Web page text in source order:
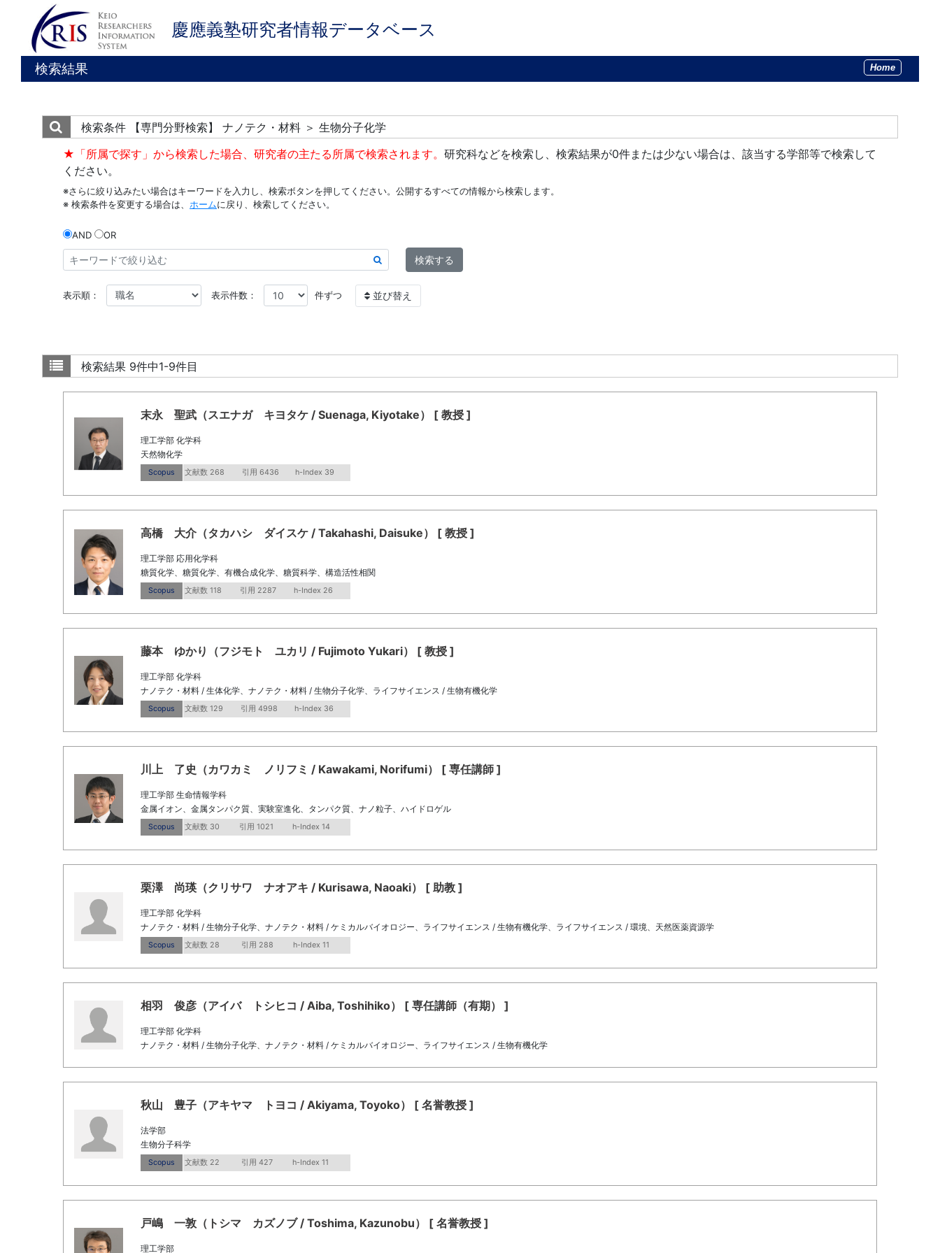
慶應義塾研究者情報データベース
検索結果 Home
検索条件
【専門分野検索】 ナノテク・材料 ＞ 生物分子化学
★「所属で探す」から検索した場合、研究者の主たる所属で検索されます。 研究科などを検索し、検索結果が0件または少ない場合は、該当する学部等で検索して
ください。
※さらに絞り込みたい場合はキーワードを入力し、検索ボタンを押してください。公開するすべての情報から検索します。
※ 検索条件を変更する場合は、 ホームに戻り、検索してください。
AND OR
検索する
表示順： 表示件数： 件ずつ 並び替え
検索結果 9件中1-9件目
末永 聖武（スエナガ キヨタケ / Suenaga, Kiyotake） [ 教授 ]
理工学部 化学科
天然物化学
Scopus 文献数 268 引用 6436 h-Index 39
高橋 大介（タカハシ ダイスケ / Takahashi, Daisuke） [ 教授 ]
理工学部 応用化学科
糖質化学、糖質化学、有機合成化学、糖質科学、構造活性相関
Scopus 文献数 118 引用 2287 h-Index 26
藤本 ゆかり（フジモト ユカリ / Fujimoto Yukari） [ 教授 ]
理工学部 化学科
ナノテク・材料 / 生体化学、ナノテク・材料 / 生物分子化学、ライフサイエンス / 生物有機化学
Scopus 文献数 129 引用 4998 h-Index 36
川上 了史（カワカミ ノリフミ / Kawakami, Norifumi） [ 専任講師 ]
理工学部 生命情報学科
金属イオン、金属タンパク質、実験室進化、タンパク質、ナノ粒子、ハイドロゲル
Scopus 文献数 30 引用 1021 h-Index 14
栗澤 尚瑛（クリサワ ナオアキ / Kurisawa, Naoaki） [ 助教 ]
理工学部 化学科
ナノテク・材料 / 生物分子化学、ナノテク・材料 / ケミカルバイオロジー、ライフサイエンス / 生物有機化学、ライフサイエンス / 環境、天然医薬資源学
Scopus 文献数 28 引用 288 h-Index 11
相羽 俊彦（アイバ トシヒコ / Aiba, Toshihiko） [ 専任講師（有期） ]
理工学部 化学科
ナノテク・材料 / 生物分子化学、ナノテク・材料 / ケミカルバイオロジー、ライフサイエンス / 生物有機化学
秋山 豊子（アキヤマ トヨコ / Akiyama, Toyoko） [ 名誉教授 ]
法学部
生物分子科学
Scopus 文献数 22 引用 427 h-Index 11
戸嶋 一敦（トシマ カズノブ / Toshima, Kazunobu） [ 名誉教授 ]
理工学部